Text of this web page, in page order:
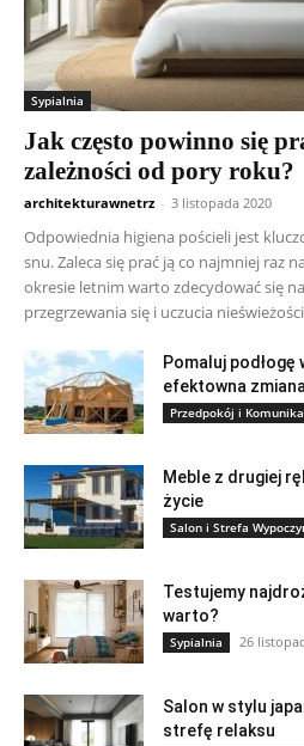
Sypialnia
Jak często powinno się
zależności od pory roku?
architekturawnetrz - 3 listopada 2020
Odpowiednia higiena pościeli jest
snu. Zaleca się prać ją co najmniej raz
okresie letnim warto zdecydować się
przegrzewania się i uczucia
Pomaluj
efektowna
Przedpokój i
Meble z drugiej
życie
Salon i Strefa
Testujemy
warto?
Sypialnia 26
Salon w stylu
strefę relaksu